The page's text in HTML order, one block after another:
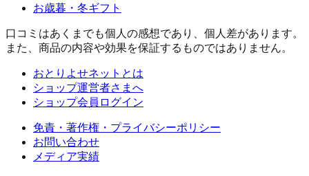
お歳暮・冬ギフト
口コミはあくまでも個人の感想であり、個人差があります。
また、商品の内容や効果を保証するものではありません。
おとりよせネットとは
ショップ運営者さまへ
ショップ会員ログイン
免責・著作権・プライバシーポリシー
お問い合わせ
メディア実績